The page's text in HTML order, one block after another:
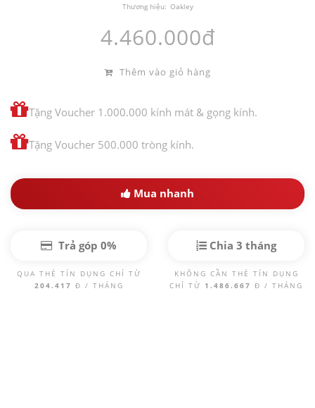
Thương hiệu: Oakley
4.460.000đ
Thêm vào giỏ hàng
Tặng Voucher 1.000.000 kính mát & gọng kính.
Tặng Voucher 500.000 tròng kính.
Mua nhanh
Trả góp 0%
QUA THẺ TÍN DỤNG CHỈ TỪ
204.417 Đ / THÁNG
Chia 3 tháng
KHÔNG CẦN THẺ TÍN DỤNG
CHỈ TỪ 1.486.667 Đ / THÁNG